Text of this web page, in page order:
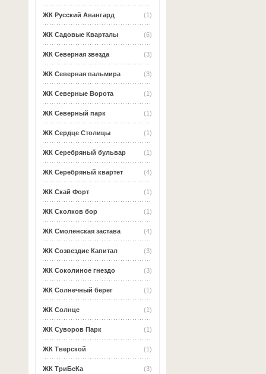
(1)
ЖК Русский Авангард
(6)
ЖК Садовые Кварталы
(3)
ЖК Северная звезда
(3)
ЖК Северная пальмира
(1)
ЖК Северные Ворота
(1)
ЖК Северный парк
(1)
ЖК Сердце Столицы
(1)
ЖК Серебряный бульвар
(4)
ЖК Серебряный квартет
(1)
ЖК Скай Форт
(1)
ЖК Сколков бор
(4)
ЖК Смоленская застава
(3)
ЖК Созвездие Капитал
(3)
ЖК Соколиное гнездо
(1)
ЖК Солнечный берег
(1)
ЖК Солнце
(1)
ЖК Суворов Парк
(1)
ЖК Тверской
(3)
ЖК ТриБеКа